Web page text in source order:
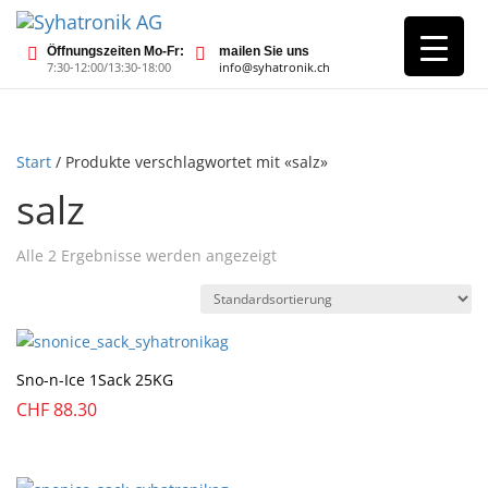
Öffnungszeiten Mo-Fr:
7:30-12:00/13:30-18:00
mailen Sie uns
info@syhatronik.ch
Start / Produkte verschlagwortet mit «salz»
salz
Alle 2 Ergebnisse werden angezeigt
Sno-n-Ice 1Sack 25KG
CHF88.30